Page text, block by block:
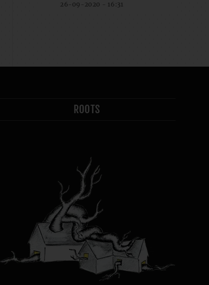
26-09-2020 - 16:31
ROOTS